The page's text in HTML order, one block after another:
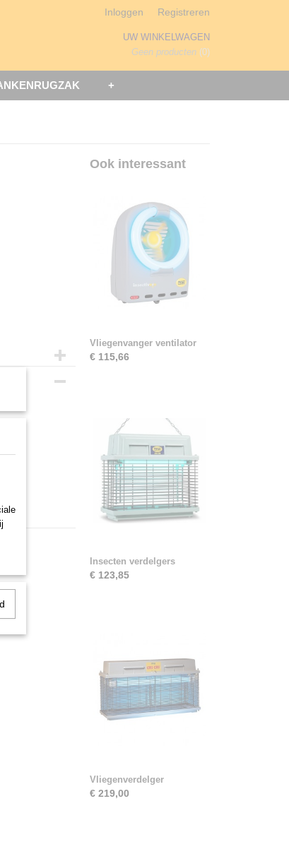
Inloggen Registreren
UW WINKELWAGEN
Geen producten (0)
+
Ook interessant
Vliegenvanger ventilator
€ 115,66
Insecten verdelgers
€ 123,85
Vliegenverdelger
€ 219,00